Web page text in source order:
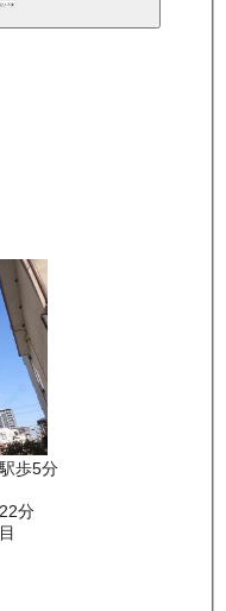
証人不要
歩5分
分